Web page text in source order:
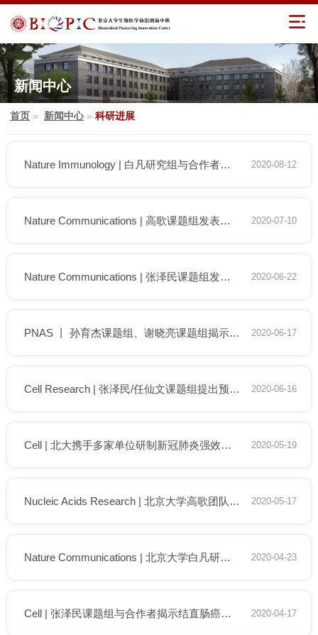
新闻中心
首页 » 新闻中心 » 科研进展
2020-08-12
Nature Immunology | 白凡研究组与合作者揭示新冠肺炎发病过程中免疫反应特征及相关规律
2020-07-10
Nature Communications | 高歌课题组发表单细胞转录组数据检索新方法和参考数据库
2020-06-22
Nature Communications | 张泽民课题组发表单细胞类群纯度评估新方法
2020-06-17
PNAS 丨 孙育杰课题组、谢晓亮课题组揭示染色质构象如何调控DNA复制
2020-06-16
​Cell Research | 张泽民/任仙文课题组提出预测细胞空间关系的全新生物信息学方法
2020-05-19
Cell | 北大携手多家单位研制新冠肺炎强效药 中和抗体成药有望
2020-05-17
Nucleic Acids Research | 北京大学高歌团队开发长非编码RNA全面注释平台AnnoLnc2
2020-04-23
Nature Communications | 北京大学白凡研究组揭示结直肠癌近端淋巴结与远端器官的转移路径
2020-04-17
Cell | 张泽民课题组与合作者揭示结直肠癌靶向髓系细胞的免疫治疗机理